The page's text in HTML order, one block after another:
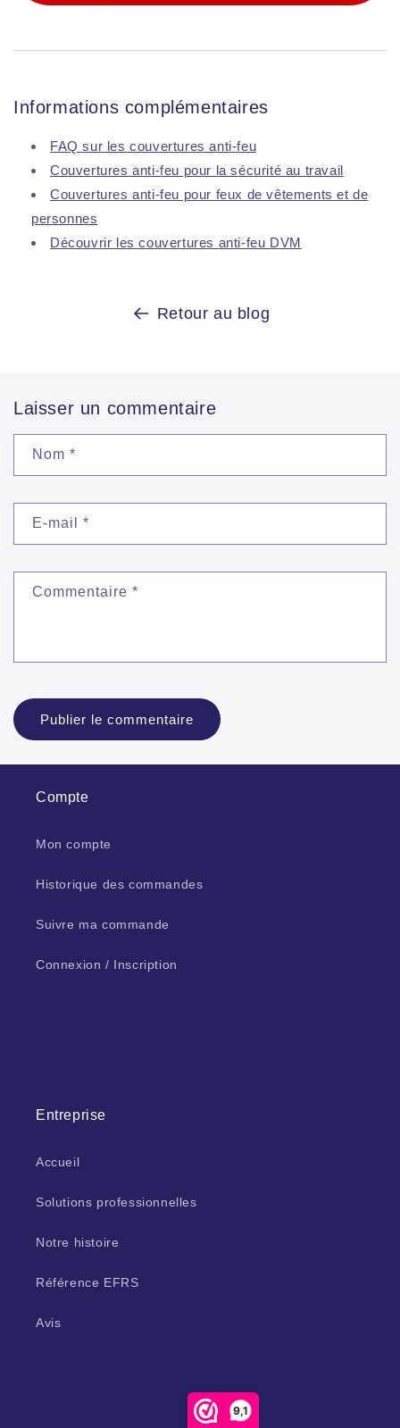
9,1
Informations complémentaires
FAQ sur les couvertures anti-feu
Couvertures anti-feu pour la sécurité au travail
Couvertures anti-feu pour feux de vêtements et de
personnes
Découvrir les couvertures anti-feu DVM
Retour au blog
Laisser un commentaire
Nom *
E-mail *
Commentaire *
Compte
Mon compte
Historique des commandes
Suivre ma commande
Connexion / Inscription
Entreprise
Accueil
Solutions professionnelles
Notre histoire
Référence EFRS
Avis